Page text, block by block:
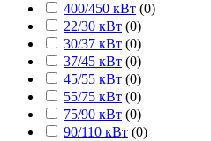
400/450 кВт (0)
22/30 кВт (0)
30/37 кВт (0)
37/45 кВт (0)
45/55 кВт (0)
55/75 кВт (0)
75/90 кВт (0)
90/110 кВт (0)